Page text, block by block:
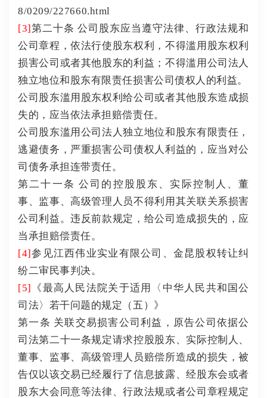
8/0209/227660.html
[3]第二十条 公司股东应当遵守法律、行政法规和
公司章程，依法行使股东权利，不得滥用股东权利
损害公司或者其他股东的利益；不得滥用公司法人
独立地位和股东有限责任损害公司债权人的利益。
公司股东滥用股东权利给公司或者其他股东造成损
失的，应当依法承担赔偿责任。
公司股东滥用公司法人独立地位和股东有限责任，
逃避债务，严重损害公司债权人利益的，应当对公
司债务承担连带责任。
第二十一条 公司的控股股东、实际控制人、董
事、监事、高级管理人员不得利用其关联关系损害
公司利益。违反前款规定，给公司造成损失的，应
当承担赔偿责任。
[4]参见江西伟业实业有限公司、金昆股权转让纠
纷二审民事判决。
[5] 《最高人民法院关于适用〈中华人民共和国公
司法〉若干问题的规定（五）》
第一条 关联交易损害公司利益，原告公司依据公
司法第二十一条规定请求控股股东、实际控制人、
董事、监事、高级管理人员赔偿所造成的损失，被
告仅以该交易已经履行了信息披露、经股东会或者
股东大会同意等法律、行政法规或者公司章程规定